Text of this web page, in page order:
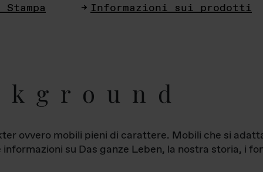
Informazioni sui prodotti
ovvero mobili pieni di carattere. Mobili che si
su Das ganze Leben, la nostra storia, i